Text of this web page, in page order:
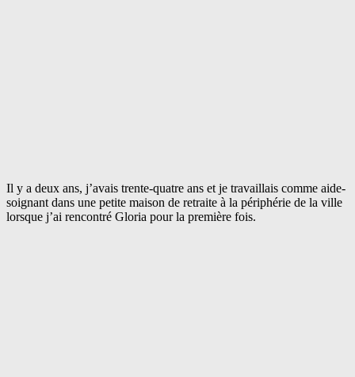
Il y a deux ans, j’avais trente-quatre ans et je travaillais comme aide-
soignant dans une petite maison de retraite à la périphérie de la ville
lorsque j’ai rencontré Gloria pour la première fois.